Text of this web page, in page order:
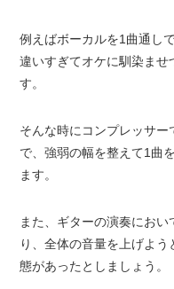
例えばボーカルを1曲通し
違いすぎてオケに馴染ませ
す。
そんな時にコンプレッサー
で、強弱の幅を整えて1曲
ます。
また、ギターの演奏にお
り、全体の音量を上げよ
態があったとしましょう。